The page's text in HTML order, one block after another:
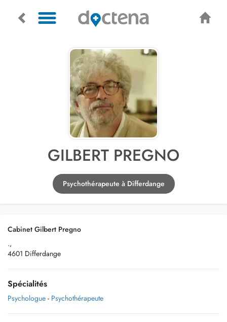
GILBERT PREGNO
Psychothérapeute à Differdange
Cabinet Gilbert Pregno
.,
4601 Differdange
Spécialités
Psychologue - Psychothérapeute